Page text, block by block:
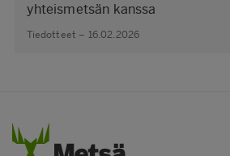
yhteismetsän kanssa
Tiedotteet – 16.02.2026